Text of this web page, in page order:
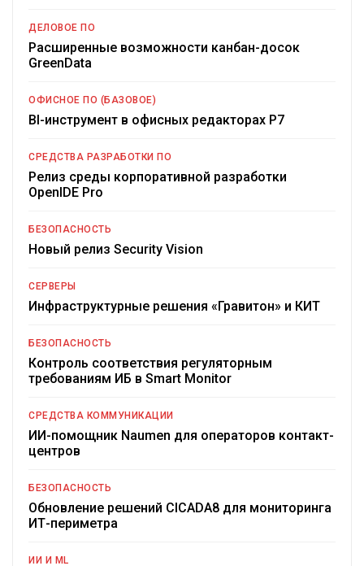
ДЕЛОВОЕ ПО
Расширенные возможности канбан-досок
GreenData
ОФИСНОЕ ПО (БАЗОВОЕ)
BI-инструмент в офисных редакторах Р7
СРЕДСТВА РАЗРАБОТКИ ПО
Релиз среды корпоративной разработки
OpenIDE Pro
БЕЗОПАСНОСТЬ
Новый релиз Security Vision
СЕРВЕРЫ
Инфраструктурные решения «Гравитон» и КИТ
БЕЗОПАСНОСТЬ
Контроль соответствия регуляторным
требованиям ИБ в Smart Monitor
СРЕДСТВА КОММУНИКАЦИИ
ИИ-помощник Naumen для операторов контакт-
центров
БЕЗОПАСНОСТЬ
Обновление решений CICADA8 для мониторинга
ИТ-периметра
ИИ И ML